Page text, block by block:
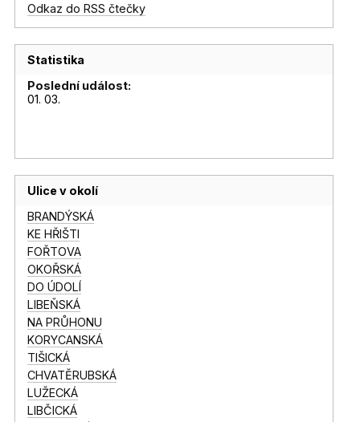
Odkaz do RSS čtečky
Statistika
Poslední událost:
01. 03.
Ulice v okolí
BRANDÝSKÁ
KE HŘIŠTI
FOŘTOVA
OKOŘSKÁ
DO ÚDOLÍ
LIBEŇSKÁ
NA PRŮHONU
KORYCANSKÁ
TIŠICKÁ
CHVATĚRUBSKÁ
LUŽECKÁ
LIBČICKÁ